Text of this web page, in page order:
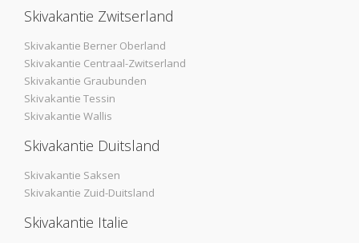
Skivakantie Zwitserland
Skivakantie Berner Oberland
Skivakantie Centraal-Zwitserland
Skivakantie Graubunden
Skivakantie Tessin
Skivakantie Wallis
Skivakantie Duitsland
Skivakantie Saksen
Skivakantie Zuid-Duitsland
Skivakantie Italie